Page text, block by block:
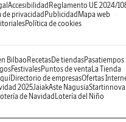
Accesibilidad Reglamento UE 2024/
de privacidad Publicidad Mapa web
Política de cookies
BilbaoRecetasDe tiendasPasatiempos
FestivalesPuntos de venta La Tienda
Directorio de empresasOfertas
2025JaiakAste NagusiaStartinnova
de Navidad Lotería del Niño